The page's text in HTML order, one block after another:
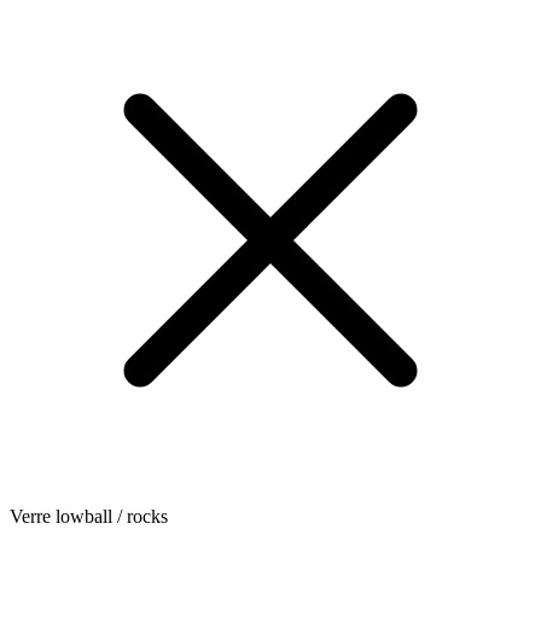
Verre lowball / rocks